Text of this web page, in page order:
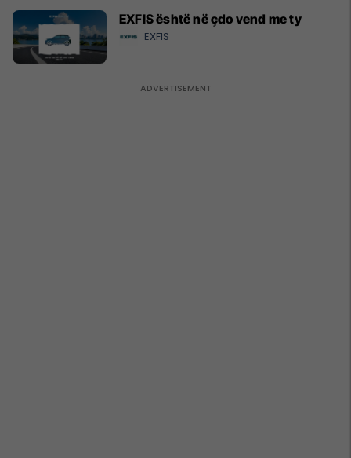
EXFIS është në çdo vend me ty
EXFIS